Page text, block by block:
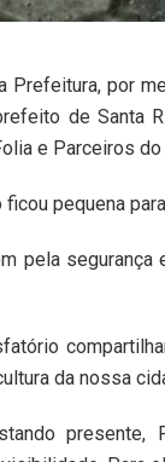
Prefeitura, por
de Santa
e Parceiros do
ficou pequena
pela
da nossa
presente,